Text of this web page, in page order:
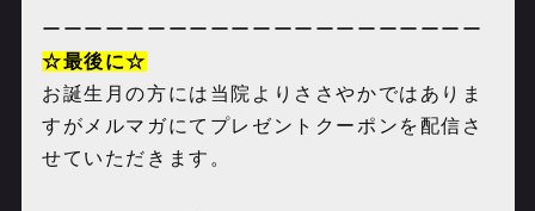
ーーーーーーーーーーーーーーーーーーーーー
☆最後に☆
お誕生月の方には当院よりささやかではありま
すがメルマガにてプレゼントクーポンを配信さ
せていただきます。